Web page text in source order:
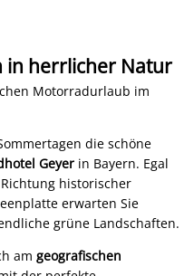
in herrlicher Natur
Motorradurlaub im
die schöne
Geyer in Bayern. Egal
historischer
erwarten Sie
grüne Landschaften.
am geografischen